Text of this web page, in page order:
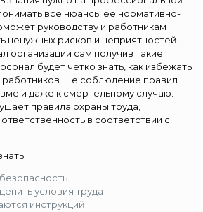
все нюансы ее нормативно-
руководству и работникам
ненужных рисков и неприятностей.
организации сам получив такие
будет четко знать, как избежать
Не соблюдение правил
и даже к смертельному случаю.
правила охраны труда,
в соответствии с
условия труда
инструкций